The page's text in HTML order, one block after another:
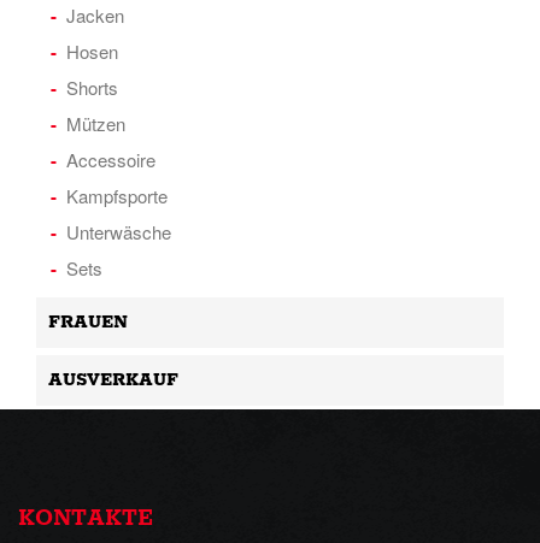
Jacken
Hosen
Shorts
Mützen
Accessoire
Kampfsporte
Unterwäsche
Sets
FRAUEN
AUSVERKAUF
KONTAKTE